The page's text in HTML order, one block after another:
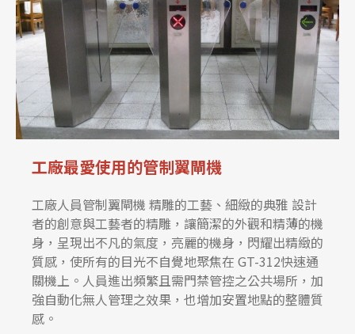
工廠最愛使用的管制翼閘機
工廠人員管制翼閘機 精雕的工藝、細緻的典雅 設計
者的創意與工藝者的精雕，讓簡潔的外觀和精薄的機
身，呈現出不凡的氣度，亮麗的機身，閃耀出精緻的
質感，使所有的目光不自覺地聚焦在 GT-312快速通
關機上。人員進出頻繁且需門禁管控之公共場所，加
強自動化無人管理之效果，也增加安置地點的整體質
感。